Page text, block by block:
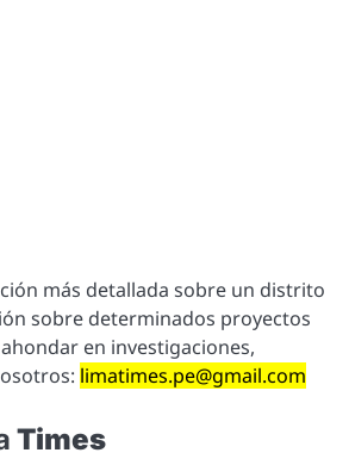
más detallada sobre un distrito
sobre determinados proyectos
en investigaciones,
limatimes.pe@gmail.com
Times